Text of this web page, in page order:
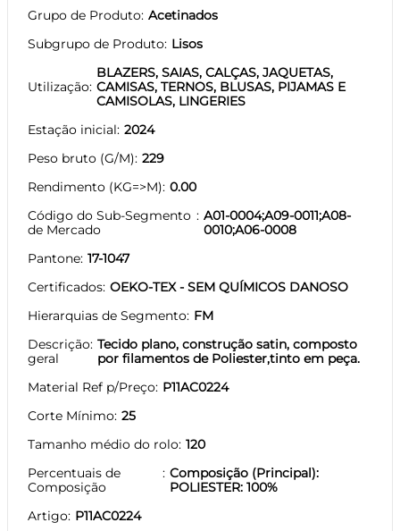
Grupo de Produto Acetinados
Subgrupo de Produto Lisos
Utilização
BLAZERS, SAIAS, CALÇAS, JAQUETAS,
CAMISAS, TERNOS, BLUSAS, PIJAMAS E
CAMISOLAS, LINGERIES
Estação inicial 2024
Peso bruto (G/M) 229
Rendimento (KG=>M) 0.00
Código do Sub-Segmento
de Mercado
A01-0004;A09-0011;A08-
0010;A06-0008
Pantone 17-1047
Certificados OEKO-TEX - SEM QUÍMICOS DANOSO
Hierarquias de Segmento FM
Descrição
geral
Tecido plano, construção satin, composto
por filamentos de Poliester,tinto em peça.
Material Ref p/Preço P11AC0224
Corte Mínimo 25
Tamanho médio do rolo 120
Percentuais de
Composição
Composição (Principal):
POLIESTER: 100%
Artigo P11AC0224